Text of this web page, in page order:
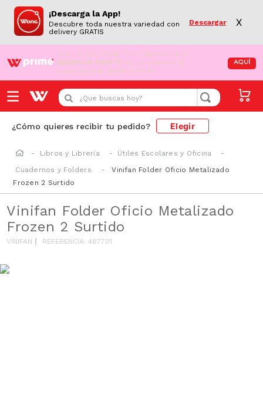
¡Descarga la App!
Descubre toda nuestra variedad con
delivery GRATIS
Descargar X
¡Aún no eres Wong Prime! Aprovecha el
DESPACHO GRATIS en tus compras de
supermercado desde S/79.90
AQUÍ
¿Que buscas hoy?
¿Cómo quieres recibir tu pedido? Elegir
Libros y Librería
Útiles Escolares y Oficina
Cuadernos y Folders
Vinifan Folder Oficio Metalizado
Frozen 2 Surtido
Vinifan Folder Oficio Metalizado
Frozen 2 Surtido
VINIFAN REFERENCIA:487701